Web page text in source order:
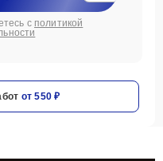
с политикой
от 550 ₽